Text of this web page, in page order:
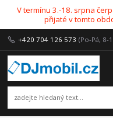
V termínu 3.-18. srpna
přijaté v tomto
+420 704 126 573 (Po-Pá, 8-